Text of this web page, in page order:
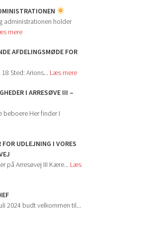
administrationen holder
mere
AFDELINGSMØDE FOR
Sted: Arions... Læs mere
I ARRESØVE III –
Her finder I
FOR UDLEJNING I VORES
på Arresøvej III Kære... Læs
2024 budt velkommen til...